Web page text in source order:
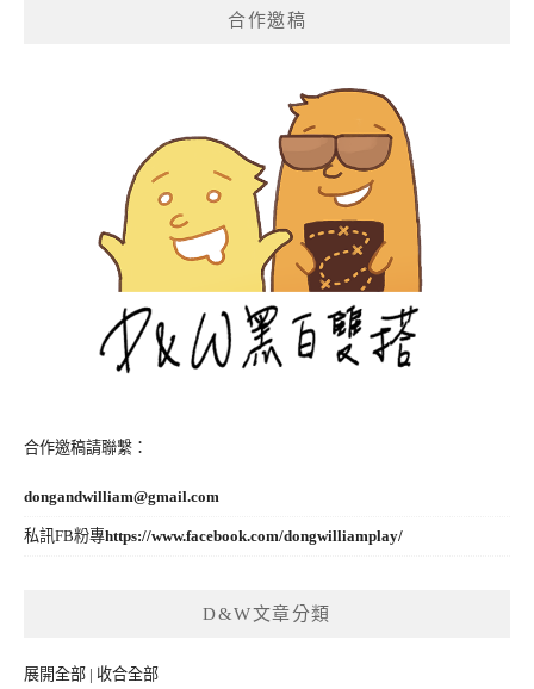
合作邀稿
合作邀稿請聯繫：
dongandwilliam@gmail.com
私訊FB粉專https://www.facebook.com/dongwilliamplay/
D&W文章分類
展開全部 | 收合全部